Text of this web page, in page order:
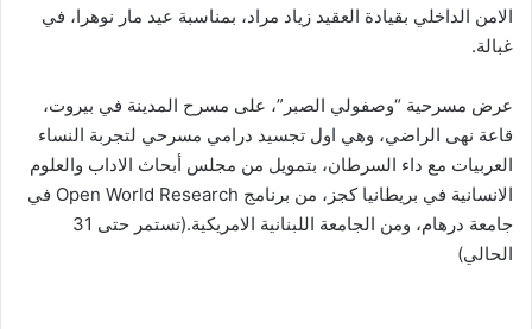
الامن الداخلي بقيادة العقيد زياد مراد، بمناسبة عيد مار نوهرا، في
غبالة.
عرض مسرحية “وصفولي الصبر”، على مسرح المدينة في بيروت،
قاعة نهى الراضي، وهي اول تجسيد درامي مسرحي لتجربة النساء
العربيات مع داء السرطان، بتمويل من مجلس أبحاث الاداب والعلوم
الانسانية في بريطانيا كجز، من برنامج Open World Research في
جامعة درهام، ومن الجامعة اللبنانية الامريكية.(تستمر حتى 31
الحالي)